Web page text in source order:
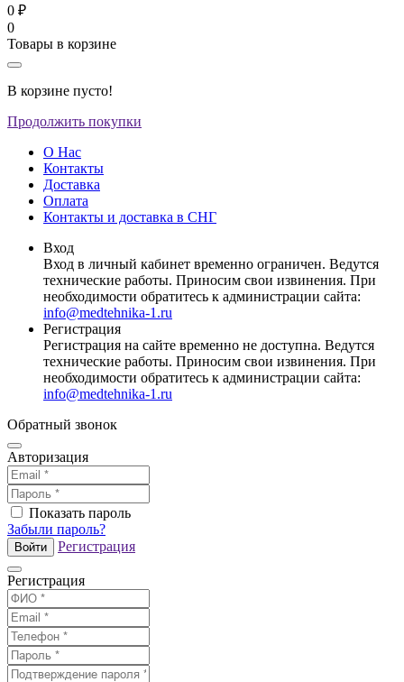
0 ₽
0
Товары в корзине
В корзине пусто!
Продолжить покупки
О Нас
Контакты
Доставка
Оплата
Контакты и доставка в СНГ
Вход
Вход в личный кабинет временно ограничен. Ведутся
технические работы. Приносим свои извинения. При
необходимости обратитесь к администрации сайта:
info@medtehnika-1.ru
Регистрация
Регистрация на сайте временно не доступна. Ведутся
технические работы. Приносим свои извинения. При
необходимости обратитесь к администрации сайта:
info@medtehnika-1.ru
Обратный звонок
Авторизация
Показать пароль
Забыли пароль?
Войти Регистрация
Регистрация